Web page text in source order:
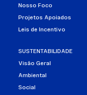
Nosso Foco
Projetos Apoiados
Leis de Incentivo
SUSTENTABILIDADE
Visão Geral
Ambiental
Social